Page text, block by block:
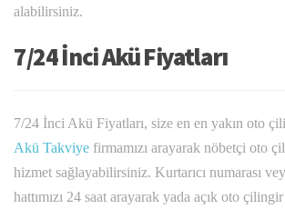
alabilirsiniz.
7/24 İnci Akü Fiyatları
7/24 İnci Akü Fiyatları, size en en yakın oto
Akü Takviye firmamızı arayarak nöbetçi oto
hizmet sağlayabilirsiniz. Kurtarıcı numarası
hattımızı 24 saat arayarak yada açık oto